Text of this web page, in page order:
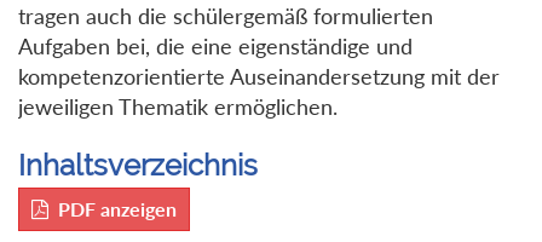
tragen auch die schülergemäß formulierten
Aufgaben bei, die eine eigenständige und
kompetenzorientierte Auseinandersetzung mit der
jeweiligen Thematik ermöglichen.
Inhaltsverzeichnis
PDF anzeigen